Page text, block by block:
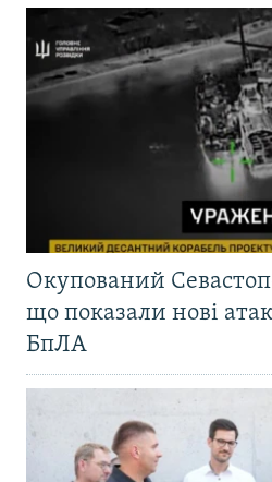
Окупований
що показали нові
БпЛА